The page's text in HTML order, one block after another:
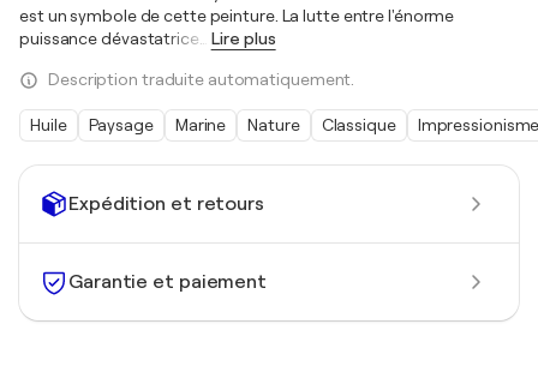
Expédition et retours
Garantie et paiement
est un symbole de cette peinture. La lutte entre l'énorme
puissance dévastatrice
Lire plus
Description traduite automatiquement.
Huile Paysage Marine Nature Classique